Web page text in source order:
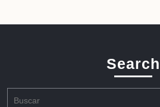
Search